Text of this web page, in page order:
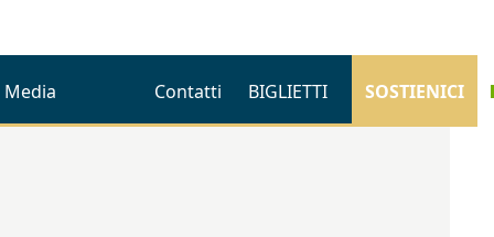
Media Contatti BIGLIETTI SOSTIENICI